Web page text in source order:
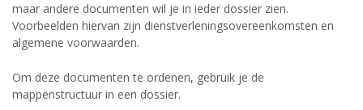
maar andere documenten wil je in ieder dossier zien.
Voorbeelden hiervan zijn dienstverleningsovereenkomsten en
algemene voorwaarden.
Om deze documenten te ordenen, gebruik je de
mappenstructuur in een dossier.